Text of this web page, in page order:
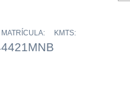
MATRÍCULA:
4421MNB
KMTS: